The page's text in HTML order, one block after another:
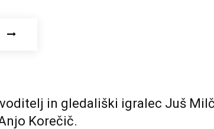
in gledališki igralec Juš
Korečič.